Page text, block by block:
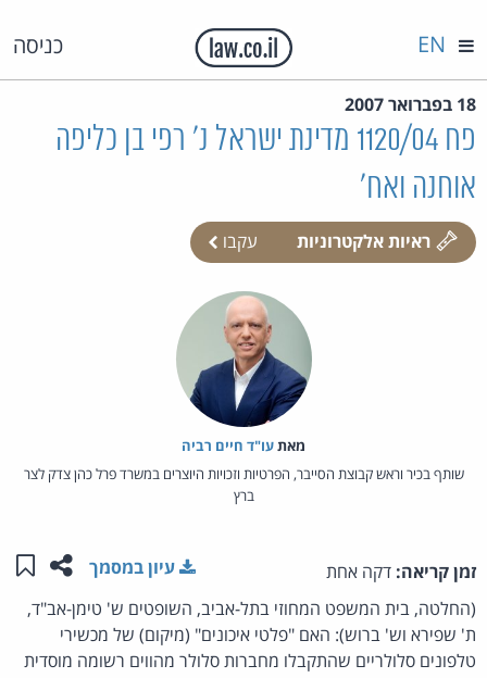
כניסה EN
18 בפברואר 2007
פח 1120/04 מדינת ישראל נ' רפי בן כליפה
אוחנה ואח'
ראיות אלקטרוניות עקבו
מאת‏עו"ד חיים רביה
שותף בכיר וראש קבוצת הסייבר, הפרטיות וזכויות היוצרים במשרד פרל כהן צדק לצר
ברץ
זמן קריאה: דקה אחת שתפו
עיון במסמך
(החלטה, בית המשפט המחוזי בתל-אביב, השופטים ש' טימן-אב"ד,
ת' שפירא וש' ברוש): האם "פלטי איכונים" (מיקום) של מכשירי
טלפונים סלולריים שהתקבלו מחברות סלולר מהווים רשומה מוסדית